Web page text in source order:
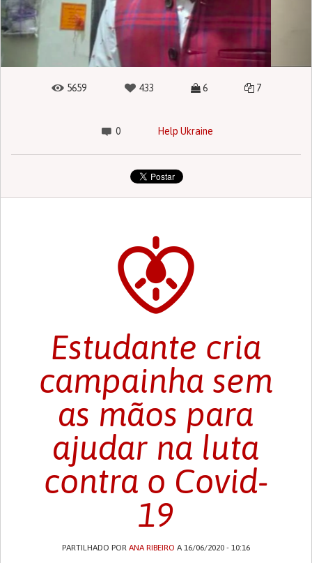
5659 433 6 7
0 Help Ukraine
Estudante cria
campainha sem
as mãos para
ajudar na luta
contra o Covid-
19
PARTILHADO POR ANA RIBEIRO A 16/06/2020 - 10:16